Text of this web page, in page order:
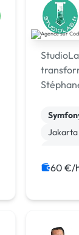
entrepr
Jakarta
60 €/